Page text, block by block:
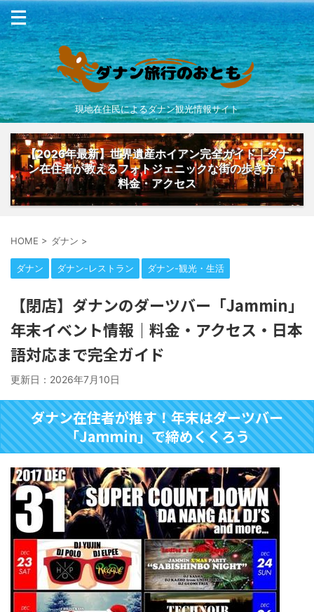
現地在住民によるダナン観光情報サイト
【2026年最新】世界遺産ホイアン完全ガイド｜ダナ
ン在住者が教えるフォトジェニックな街の歩き方・
料金・アクセス
HOME > ダナン >
ダナン ダナン-レストラン ダナン-観光・生活
【閉店】ダナンのダーツバー「Jammin」
年末イベント情報｜料金・アクセス・日本
語対応まで完全ガイド
更新日： 2026年7月10日
ダナン在住者が推す！年末はダーツバー
「Jammin」で締めくくろう